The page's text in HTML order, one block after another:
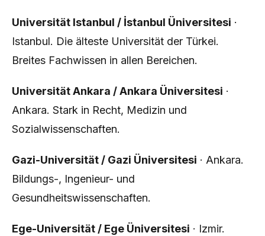
Universität Istanbul / İstanbul Üniversitesi ·
Istanbul. Die älteste Universität der Türkei.
Breites Fachwissen in allen Bereichen.
Universität Ankara / Ankara Üniversitesi ·
Ankara. Stark in Recht, Medizin und
Sozialwissenschaften.
Gazi-Universität / Gazi Üniversitesi · Ankara.
Bildungs-, Ingenieur- und
Gesundheitswissenschaften.
Ege-Universität / Ege Üniversitesi · Izmir.